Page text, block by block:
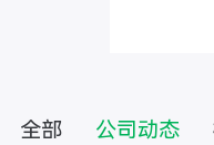
全部 公司动态